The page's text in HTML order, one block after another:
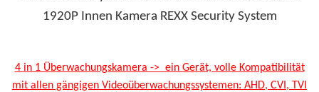
1920P Innen Kamera REXX Security System
4 in 1 Überwachungskamera -> ein Gerät, volle Kompatibilität
mit allen gängigen Videoüberwachungssystemen: AHD, CVI, TVI